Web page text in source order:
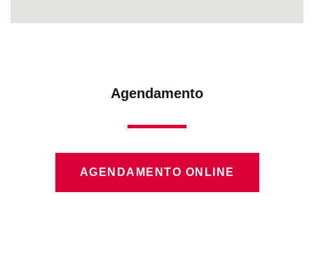
Agendamento
AGENDAMENTO ONLINE